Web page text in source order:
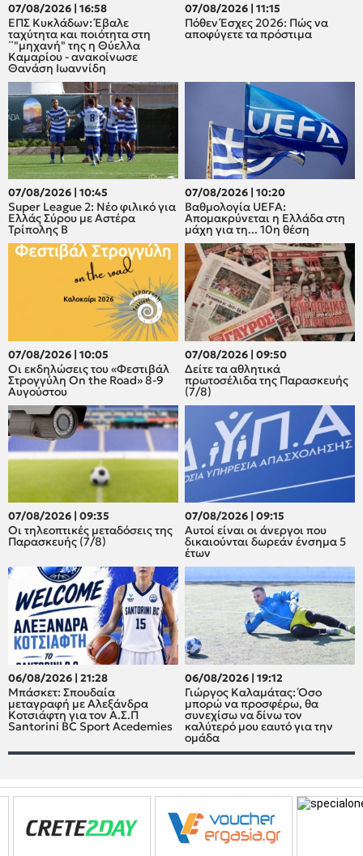
07/08/2026 | 16:58
ΕΠΣ Κυκλάδων: Έβαλε
ταχύτητα και ποιότητα στη
¨"μηχανή" της η Θύελλα
Καμαρίου - ανακοίνωσε
Θανάση Ιωαννίδη
07/08/2026 | 11:15
Πόθεν Έσχες 2026: Πώς να
αποφύγετε τα πρόστιμα
07/08/2026 | 10:45
Super League 2: Νέο φιλικό για
Ελλάς Σύρου με Αστέρα
Τρίπολης Β
07/08/2026 | 10:20
Βαθμολογία UEFA:
Απομακρύνεται η Ελλάδα στη
μάχη για τη... 10η θέση
07/08/2026 | 10:05
Οι εκδηλώσεις του «Φεστιβάλ
Στρογγύλη On the Road» 8-9
Αυγούστου
07/08/2026 | 09:50
Δείτε τα αθλητικά
πρωτοσέλιδα της Παρασκευής
(7/8)
07/08/2026 | 09:35
Οι τηλεοπτικές μεταδόσεις της
Παρασκευής (7/8)
07/08/2026 | 09:15
Αυτοί είναι οι άνεργοι που
δικαιούνται δωρεάν ένσημα 5
έτων
06/08/2026 | 21:28
Μπάσκετ: Σπουδαία
μεταγραφή με Αλεξάνδρα
Κοτσιάφτη για τον A.Σ.Π
Santorini BC Sport Acedemies
06/08/2026 | 19:12
Γιώργος Καλαμάτας: Όσο
μπορώ να προσφέρω, θα
συνεχίσω να δίνω τον
καλύτερό μου εαυτό για την
ομάδα